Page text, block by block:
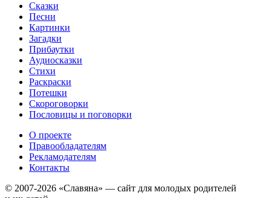
Сказки
Песни
Картинки
Загадки
Прибаутки
Аудиосказки
Стихи
Раскраски
Потешки
Скороговорки
Пословицы и поговорки
О проекте
Правообладателям
Рекламодателям
Контакты
© 2007-2026 «Славяна» — сайт для молодых родителей